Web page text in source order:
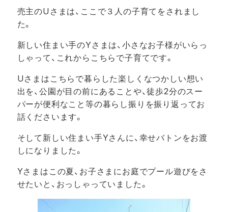
売主のUさまは、ここで３人の子育てをされまし
た。
新しい住まい手のYさまは、小さなお子様がいらっ
しゃって、これからこちらで子育てです。
Uさまはこちらで暮らした楽しくなつかしい想い
出を、公園が目の前にあることや、徒歩2分のスー
パーが便利なこと等の暮らし振りを振り返ってお
話くださいます。
そして新しい住まい手Yさんに、幸せバトンをお渡
しになりました。
Yさまはこの夏、お子さまにお庭でプール遊びをさ
せたいと、おっしゃっていました。